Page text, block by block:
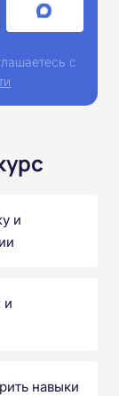
с
и
и
навыки